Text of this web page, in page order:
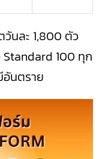
วันละ 1,800 ตัว
Standard 100 ทุก
อันตราย